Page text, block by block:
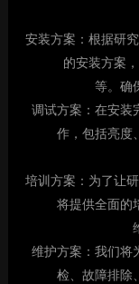
安装方案：根据研
的安装方案
等。确
调试方案：在安装
作，包括亮度
培训方案：为了让
将提供全面的
维护方案：我们将
检、故障排除